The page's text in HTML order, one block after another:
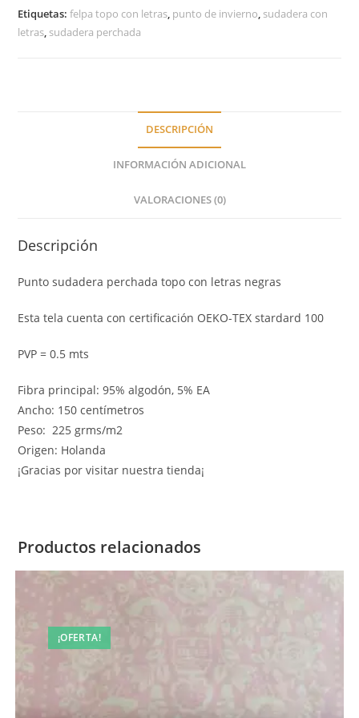
Etiquetas:felpa topo con letras, punto de invierno, sudadera con
letras, sudadera perchada
DESCRIPCIÓN
INFORMACIÓN ADICIONAL
VALORACIONES (0)
Descripción
Punto sudadera perchada topo con letras negras
Esta tela cuenta con certificación OEKO-TEX stardard 100
PVP = 0.5 mts
Fibra principal: 95% algodón, 5% EA
Ancho: 150 centímetros
Peso: 225 grms/m2
Origen: Holanda
¡Gracias por visitar nuestra tienda¡
Productos relacionados
¡OFERTA!